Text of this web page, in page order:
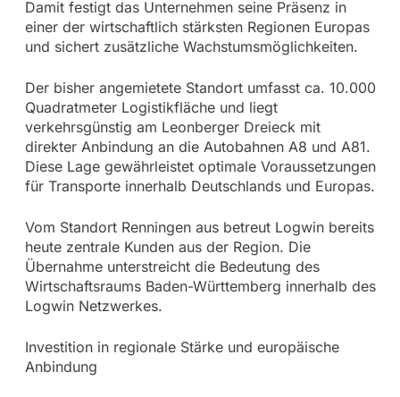
Damit festigt das Unternehmen seine Präsenz in
einer der wirtschaftlich stärksten Regionen Europas
und sichert zusätzliche Wachstumsmöglichkeiten.
Der bisher angemietete Standort umfasst ca. 10.000
Quadratmeter Logistikfläche und liegt
verkehrsgünstig am Leonberger Dreieck mit
direkter Anbindung an die Autobahnen A8 und A81.
Diese Lage gewährleistet optimale Voraussetzungen
für Transporte innerhalb Deutschlands und Europas.
Vom Standort Renningen aus betreut Logwin bereits
heute zentrale Kunden aus der Region. Die
Übernahme unterstreicht die Bedeutung des
Wirtschaftsraums Baden-Württemberg innerhalb des
Logwin Netzwerkes.
Investition in regionale Stärke und europäische
Anbindung